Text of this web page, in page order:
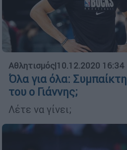
Αθλητισμός|10.12.2020 16:34
Όλα για όλα:
του ο Γιάννης;
Λέτε να γίνει;